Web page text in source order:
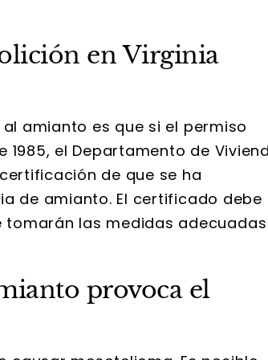
en Virginia
amianto es que si el permiso
el Departamento de
de que se ha
de amianto. El certificado debe
las medidas adecuadas
provoca el